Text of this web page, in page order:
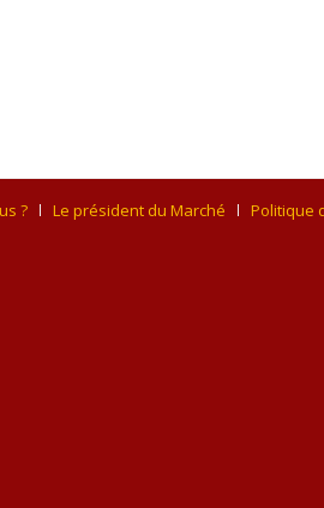
? Le président du Marché Politique